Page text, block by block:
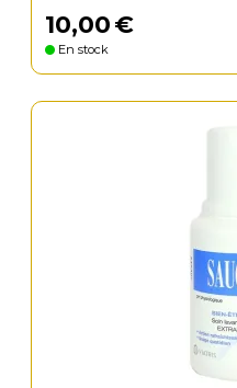
10,00€
En stock